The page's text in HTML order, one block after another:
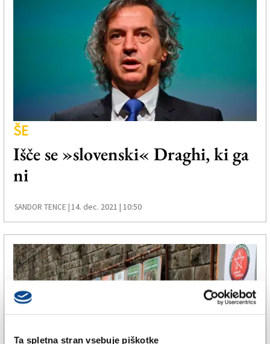
Ta spletna stran vsebuje piškotke
ŠE
Išče se »slovenski« Draghi, ki ga
ni
SANDOR TENCE |14. dec. 2021 | 10:50